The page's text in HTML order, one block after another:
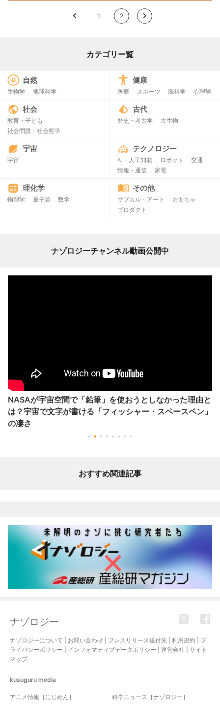
< 1 2 >
カテゴリー覧
自然
生物学 地球科学
健康
医療 スポーツ 脳科学 心理学
社会
教育・子ども
社会問題・社会哲学
古代
歴史・考古学 古生物
宇宙
宇宙
テクノロジー
AI・人工知能 ロボット
交通
情報・通信
家電
理化学
物理学 量子論 数学
その他
サブカル・アート
おもちゃ
プロダクト
ナゾロジーチャンネル動画公開中
NASAが宇宙空間で「鉛筆」を使おうとしなかった理由と
は？宇宙で文字が書ける「フィッシャー・スペースペン」
の凄さ
おすすめ関連記事
ナゾロジー
ナゾロジーについて お問い合わせ プレスリリース送付先 利用規約
プ
ライバシーポリシー
インフォマティブデータポリシー 運営会社
サイト
マップ
kusuguru media
アニメ情報［にじめん］ 科学ニュース［ナゾロジー］